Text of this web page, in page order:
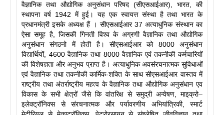
वैज्ञानिक तथा औद्योगिक अनुसंधान परिषद (सीएसआईआर), भारत, की
स्थापना वर्ष 1942 में हुई। यह एक स्वायत्त संस्था है तथा भारत के
प्रधानमंत्री इसके अध्यक्ष हैं । सीएसआईआर 37 अत्याधुनिक संस्थान का
ऐसा समूह है, जिसकी गिनती विश्व के अग्रणी वैज्ञानिक तथा औद्योगिक
अनुसंधान संगठनो में होती है। सीएसआईआर को 8000 अनुसंधान
विद्यार्थियों, 4600 वैज्ञानिक तथा 8000 वैज्ञानिक एवं तकनीकी कर्मचारियों
की विशेषज्ञता और अनुभव प्राप्त है। अत्याधुनिक अवसंरचनात्मक सुविधाओं
एवं वैज्ञानिक तथा तकनीकी कार्मिक-शक्ति के साथ सीएसआईआर वास्तव में
राष्ट्रीय तथा अंतर्राष्ट्रीय महत्व के वैज्ञानिक तथा औद्योगिक अनुसंधान एव
विकास के सभी क्षेत्रों जैसे कि वांतरिक्ष से समुद्री अन्वेषण, माइक्रो–
इलेक्ट्रॉनिक्स से संरचनात्मक और पर्यावरणीय अभियांत्रिकी, स्मार्ट